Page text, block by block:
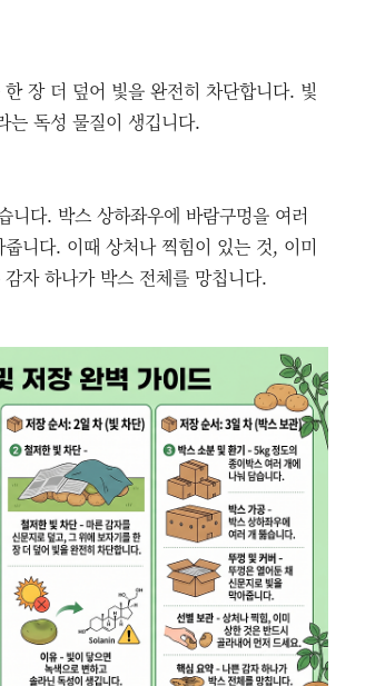
장 더 덮어 빛을 완전히 차단합니다. 빛
는 독성 물질이 생깁니다.
다. 박스 상하좌우에 바람구멍을 여러
니다. 이때 상처나 찍힘이 있는 것, 이미
자 하나가 박스 전체를 망칩니다.